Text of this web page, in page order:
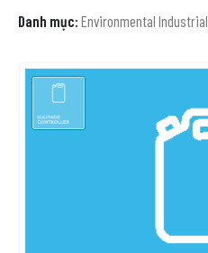
Danh mục: Environmental